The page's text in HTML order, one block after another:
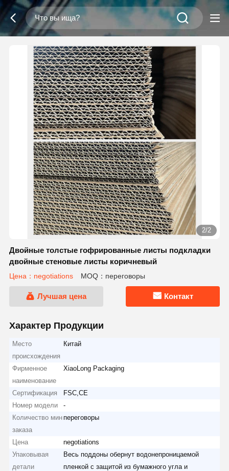
2/2
Двойные толстые гофрированные листы подкладки
двойные стеновые листы коричневый
Цена：negotiations MOQ：переговоры
Лучшая цена Контакт
Характер Продукции
Место
происхождения
Китай
Фирменное
наименование
XiaoLong Packaging
Сертификация
FSC,CE
Номер модели
-
Количество мин
заказа
переговоры
Цена
negotiations
Упаковывая
детали
Весь поддоны обернут водонепроницаемой
пленкой с защитой из бумажного угла и